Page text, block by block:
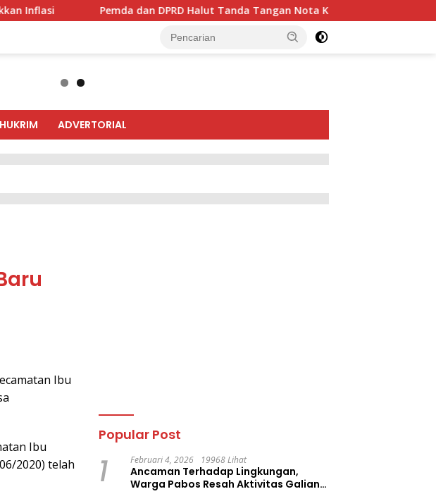
Pemda dan DPRD Halut Tanda Tangan Nota Kesepakatan KUA-PPAS Tahun
HUKRIM ADVERTORIAL
Ibu
Ibu
2020) telah
Popular Post
1 Februari 4, 2026 19968 Lihat
Ancaman Terhadap Lingkungan,
Warga Pabos Resah Aktivitas Galian